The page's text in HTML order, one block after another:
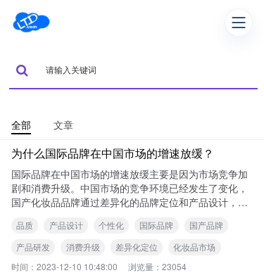
全部 文章
为什么国际品牌在中国市场的增速放缓？
国际品牌在中国市场的增速放缓主要是因为市场竞争加
剧和消费升级。中国市场的竞争环境已经发生了变化，
国产化妆品品牌通过差异化的品牌定位和产品设计，吸
着
品质 产品设计 个性化 国际品牌
国产品牌
产品研发
消费升级 差异化定位
化妆品市场
时间： 2023-12-10 10:48:00 浏览量： 23054